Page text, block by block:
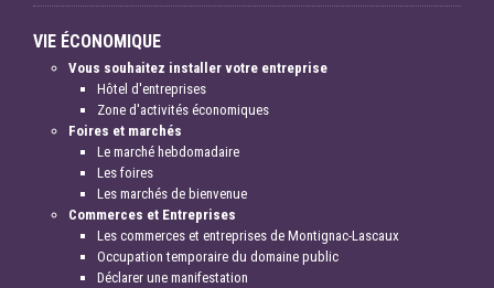
VIE ÉCONOMIQUE
Vous souhaitez installer votre entreprise
Hôtel d'entreprises
Zone d'activités économiques
Foires et marchés
Le marché hebdomadaire
Les foires
Les marchés de bienvenue
Commerces et Entreprises
Les commerces et entreprises de Montignac-Lascaux
Occupation temporaire du domaine public
Déclarer une manifestation